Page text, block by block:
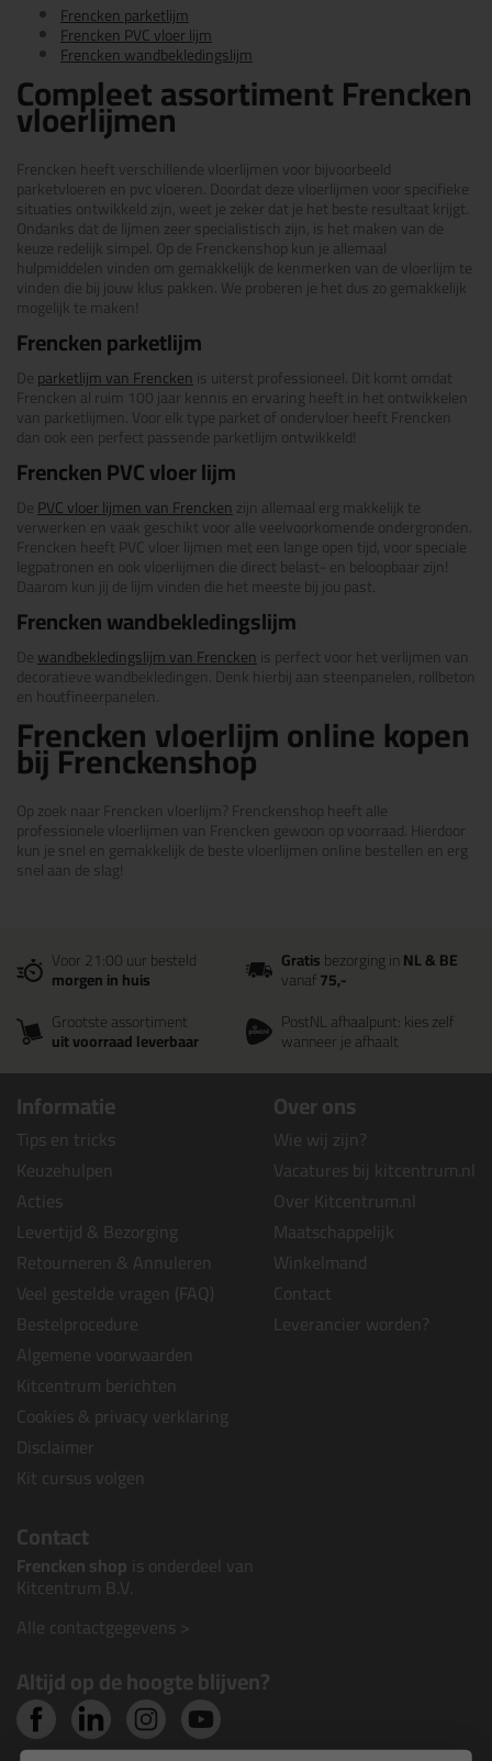
Frencken parketlijm
Frencken PVC vloer lijm
Frencken wandbekledingslijm
Compleet assortiment Frencken
vloerlijmen
Frencken heeft verschillende vloerlijmen voor bijvoorbeeld
parketvloeren en pvc vloeren. Doordat deze vloerlijmen voor specifieke
situaties ontwikkeld zijn, weet je zeker dat je het beste resultaat krijgt.
Ondanks dat de lijmen zeer specialistisch zijn, is het maken van de
keuze redelijk simpel. Op de Frenckenshop kun je allemaal
hulpmiddelen vinden om gemakkelijk de kenmerken van de vloerlijm te
vinden die bij jouw klus pakken. We proberen je het dus zo gemakkelijk
mogelijk te maken!
Frencken parketlijm
Deparketlijm van Frenckenis uiterst professioneel. Dit komt omdat
Frencken al ruim 100 jaar kennis en ervaring heeft in het ontwikkelen
van parketlijmen. Voor elk type parket of ondervloer heeft Frencken
dan ook een perfect passende parketlijm ontwikkeld!
Frencken PVC vloer lijm
DePVC vloer lijmen van Frenckenzijn allemaal erg makkelijk te
verwerken en vaak geschikt voor alle veelvoorkomende ondergronden.
Frencken heeft PVC vloer lijmen met een lange open tijd, voor speciale
legpatronen en ook vloerlijmen die direct belast- en beloopbaar zijn!
Daarom kun jij de lijm vinden die het meeste bij jou past.
Frencken wandbekledingslijm
Dewandbekledingslijm van Frenckenis perfect voor het verlijmen van
decoratieve wandbekledingen. Denk hierbij aan steenpanelen, rollbeton
en houtfineerpanelen.
Frencken vloerlijm online kopen
bij Frenckenshop
Op zoek naar Frencken vloerlijm? Frenckenshop heeft alle
professionele vloerlijmen van Frencken gewoon op voorraad. Hierdoor
kun je snel en gemakkelijk de beste vloerlijmen online bestellen en erg
snel aan de slag!
Voor 21:00 uur besteld
morgen in huis
Gratisbezorging inNL & BE
vanaf75,-
Grootste assortiment
uit voorraad leverbaar
PostNL afhaalpunt: kies zelf
wanneer je afhaalt
Informatie
Tips en tricks
Keuzehulpen
Acties
Levertijd & Bezorging
Retourneren & Annuleren
Veel gestelde vragen (FAQ)
Bestelprocedure
Algemene voorwaarden
Kitcentrum berichten
Cookies & privacy verklaring
Disclaimer
Kit cursus volgen
Over ons
Wie wij zijn?
Vacatures bij kitcentrum.nl
Over Kitcentrum.nl
Maatschappelijk
Winkelmand
Contact
Leverancier worden?
Contact
Frencken shop is onderdeel van
Kitcentrum B.V.
Alle contactgegevens >
Altijd op de hoogte blijven?